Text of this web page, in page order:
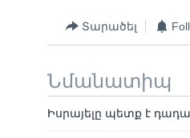
Տարածել
Նմանատիպ
Իսրայելը պետք է